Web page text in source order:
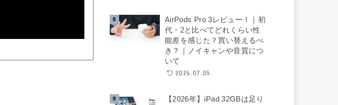
AirPods Pro 3レビュー！｜初
代・2と比べてどれくらい性
能差を感じた？買い替えるべ
き？｜ノイキャンや音質につ
いて
2026.07.05
【2026年】iPad 32GBは足り